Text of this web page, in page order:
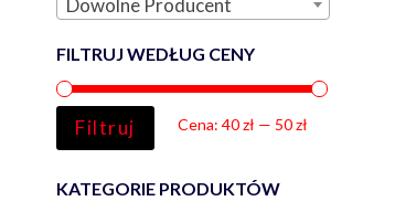
Dowolne Producent
FILTRUJ WEDŁUG CENY
Filtruj Cena: 40 zł — 50 zł
KATEGORIE PRODUKTÓW